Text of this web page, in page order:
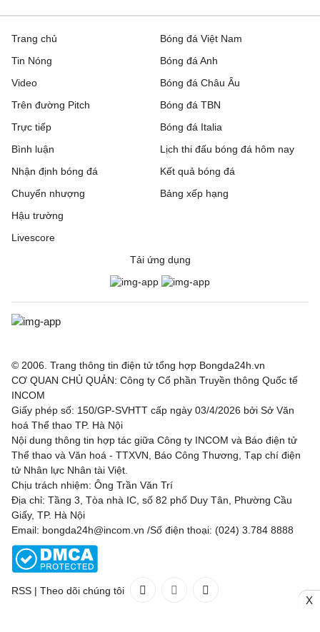
Trang chủ
Tin Nóng
Video
Trên đường Pitch
Trực tiếp
Bóng đá Việt Nam
Bóng đá Anh
Bóng đá Châu Âu
Bóng đá TBN
Bóng đá Italia
Bình luận
Nhận định bóng đá
Chuyển nhượng
Hậu trường
Livescore
Lịch thi đấu bóng đá hôm nay
Kết quả bóng đá
Bảng xếp hạng
Tải ứng dụng
© 2006. Trang thông tin điện tử tổng hợp Bongda24h.vn
CƠ QUAN CHỦ QUẢN: Công ty Cổ phần Truyền thông Quốc tế
INCOM
Giấy phép số: 150/GP-SVHTT cấp ngày 03/4/2026 bởi Sở Văn
hoá Thể thao TP. Hà Nội
Nội dung thông tin hợp tác giữa Công ty INCOM và Báo điện tử
Thể thao và Văn hoá - TTXVN, Báo Công Thương, Tạp chí điện
tử Nhân lực Nhân tài Việt.
Chịu trách nhiệm: Ông Trần Văn Trí
Địa chỉ: Tầng 3, Tòa nhà IC, số 82 phố Duy Tân, Phường Cầu
Giấy, TP. Hà Nội
Email: bongda24h@incom.vn /Số điện thoại: (024) 3.784 8888
RSS | Theo dõi chúng tôi
X